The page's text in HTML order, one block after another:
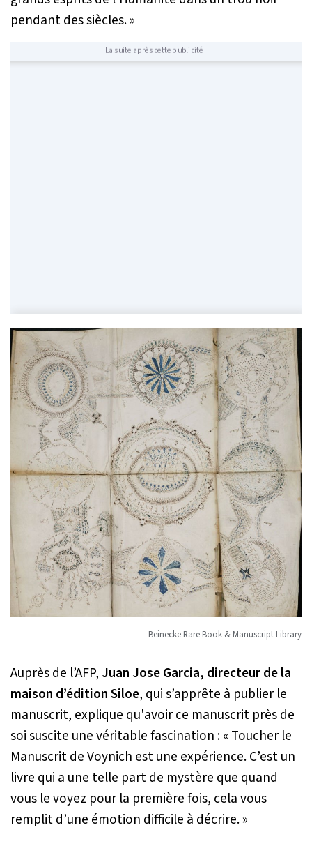
pendant des siècles. »
La suite après cette publicité
Beinecke Rare Book & Manuscript Library
Auprès de l’AFP, Juan Jose Garcia, directeur de la
maison d’édition Siloe, qui s’apprête à publier le
manuscrit, explique qu'avoir ce manuscrit près de
soi suscite une véritable fascination :« Toucher le
Manuscrit de Voynich est une expérience. C’est un
livre qui a une telle part de mystère que quand
vous le voyez pour la première fois, cela vous
remplit d’une émotion difficile à décrire. »